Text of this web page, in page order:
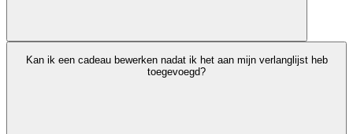
Kan ik een cadeau bewerken nadat ik het aan mijn verlanglijst heb
toegevoegd?